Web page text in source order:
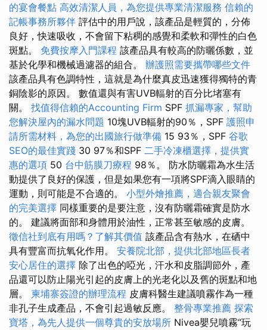
的宴會餐點 高效清潔人員，為您提供專業清潔服務 信賴的
記帳事務所夥伴 評估中的用戶說，該產品是輕質的，分佈
良好，快速吸收，不會留下粘稠的感覺和柔軟和彈性的白色
斑點。 免費按摩入門課程 該產品具有較高的防曬係數，並
基於化學和機械過濾器的組合。 辦護照需要攜帶哪些文件
該產品具有色調特性，這就是為什麼真皮迅速獲得獨特的青
銅陰影的原因。 數值還與有害UVB輻射的百分比堵塞有
關。 找值得信賴的Accounting Firm SPF 抓漏專家，幫助
您解決屋內的漏水問題 10塊UVB輻射的90％，SPF 護照申
請所需材料，為您的出國旅行做準備 15 93％，SPF 谷歌
SEO的最佳實踐 30 97％和SPF 二手冷凍櫃選擇，提供實
惠的選項 50 台中筋膜刀療程 98％。 防水防曬霜為水生活
動提供了良好的保護，但是如果您有一項將SPF滴入眼睛的
運動，則可能是不合適的。 小型外燴推薦，適合親友聚會
的完美選擇 同樣重要的是要注意，沒有防曬霜確實是防水
的。 建議將面部和身體用於油性，正常甚至敏感的皮膚。
徵信社到底有用嗎？了解其價值 該產品含有熱水，在硒中
具有豐富而抗氧化作用。 安養院北部，提供北部地區長者
安心居住的選擇 除了出色的啞光，汗水和皮脂調節外，產
品還可以防止陽光引起的皮膚上的光老化以及舊的斑點和地
層。 柬埔寨簽證的辦理流程 皮膚科醫生建議噴霧作為一種
非孔子生成產品，不會引起過敏反應。 整骨專業推薦 探索
寶塔，為先人提供一個尊貴的安放場所 Nivea嬰兒噴霧“玩